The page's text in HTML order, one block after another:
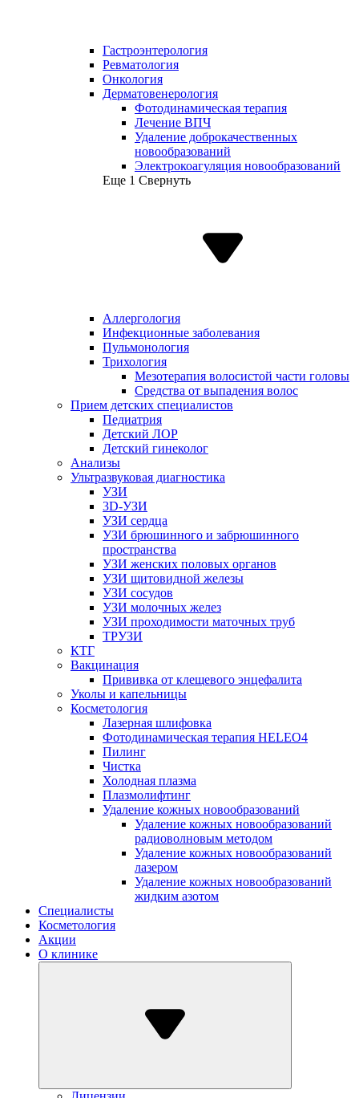
Гастроэнтерология
Ревматология
Онкология
Дерматовенерология
Фотодинамическая терапия
Лечение ВПЧ
Удаление доброкачественных
новообразований
Электрокоагуляция новообразований
Еще 1 Свернуть
Аллергология
Инфекционные заболевания
Пульмонология
Трихология
Мезотерапия волосистой части головы
Средства от выпадения волос
Прием детских специалистов
Педиатрия
Детский ЛОР
Детский гинеколог
Анализы
Ультразвуковая диагностика
УЗИ
3D-УЗИ
УЗИ сердца
УЗИ брюшинного и забрюшинного
пространства
УЗИ женских половых органов
УЗИ щитовидной железы
УЗИ сосудов
УЗИ молочных желез
УЗИ проходимости маточных труб
ТРУЗИ
КТГ
Вакцинация
Прививка от клещевого энцефалита
Уколы и капельницы
Косметология
Лазерная шлифовка
Фотодинамическая терапия HELEO4
Пилинг
Чистка
Холодная плазма
Плазмолифтинг
Удаление кожных новообразований
Удаление кожных новообразований
радиоволновым методом
Удаление кожных новообразований
лазером
Удаление кожных новообразований
жидким азотом
Специалисты
Косметология
Акции
О клинике